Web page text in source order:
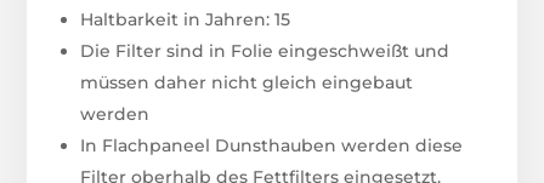
Haltbarkeit in Jahren: 15
Die Filter sind in Folie eingeschweißt und
müssen daher nicht gleich eingebaut
werden
In Flachpaneel Dunsthauben werden diese
Filter oberhalb des Fettfilters eingesetzt.